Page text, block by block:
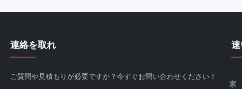
連絡を取れ
ご質問や見積もりが必要ですか？今すぐお問い合わせください！
家